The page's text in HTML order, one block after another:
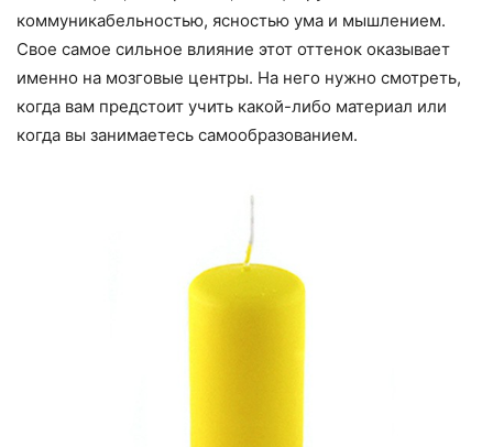
коммуникабельностью, ясностью ума и мышлением.
Свое самое сильное влияние этот оттенок оказывает
именно на мозговые центры. На него нужно смотреть,
когда вам предстоит учить какой-либо материал или
когда вы занимаетесь самообразованием.